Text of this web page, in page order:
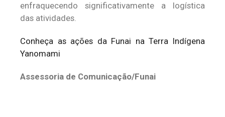
enfraquecendo significativamente a logística
das atividades.
Conheça as ações da Funai na Terra Indígena
Yanomami
Assessoria de Comunicação/Funai